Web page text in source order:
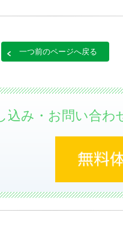
一つ前のページへ戻る
み・お問い合わ